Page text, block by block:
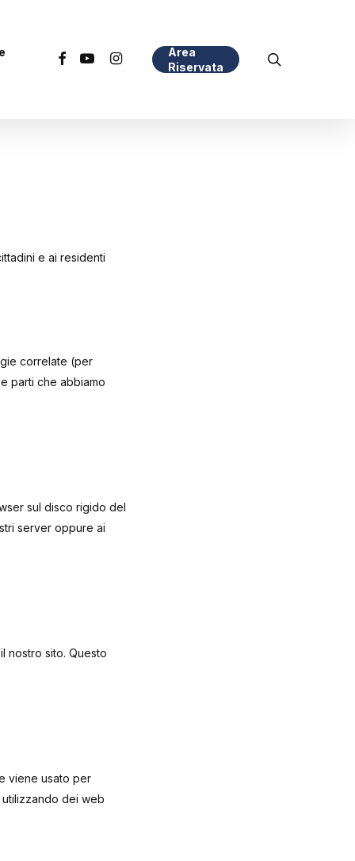
Area
Riservata
facebookyoutubeinstagram
e ai residenti
correlate (per
parti che abbiamo
sul disco rigido del
server oppure ai
nostro sito. Questo
viene usato per
dei web